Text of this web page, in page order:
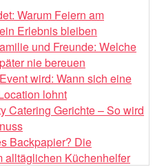
Warum Feiern am
Erlebnis bleiben
und Freunde: Welche
nie bereuen
wird: Wann sich eine
lohnt
Catering Gerichte – So wird
Backpapier? Die
alltäglichen Küchenhelfer